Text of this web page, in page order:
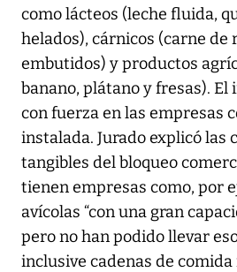
como lácteos (leche fluida,
helados), cárnicos (carne de
embutidos) y productos
banano, plátano y fresas). El
con fuerza en las empresas
instalada. Jurado explicó las
tangibles del bloqueo
tienen empresas como, por
avícolas “con una gran
pero no han podido llevar
inclusive cadenas de